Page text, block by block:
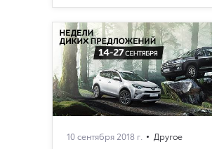
10 сентября 2018 г. Другое